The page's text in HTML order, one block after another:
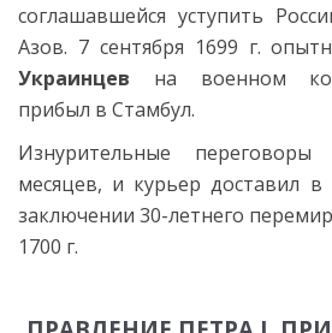
соглашавшейся уступить
Азов. 7 сентября 1699 г.
Украинцев на военном
прибыл в Стамбул.
Изнурительные
месяцев, и курьер доставил
заключении 30-летнего
1700 г.